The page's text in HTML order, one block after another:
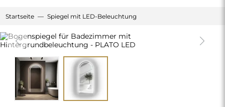
Startseite Spiegel mit LED-Beleuchtung
Previous Next